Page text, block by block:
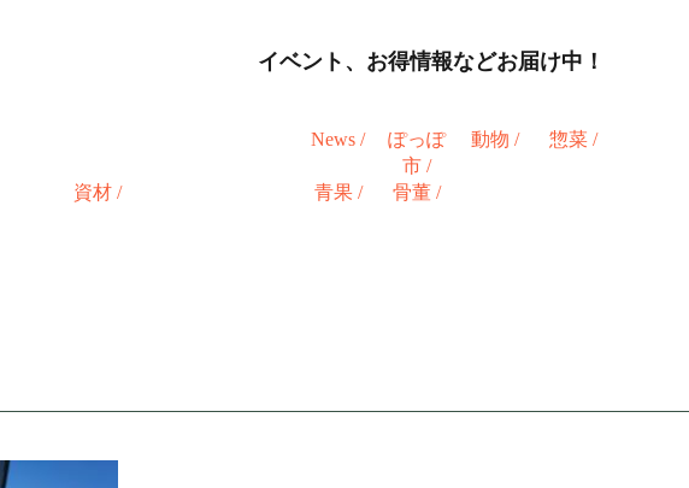
イベント、お得情報などお届け中！
News /
ぽっぽ
市 /
動物 / 惣菜 /
資材 / 青果 / 骨董 /